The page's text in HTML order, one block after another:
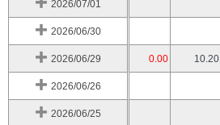
2026/07/01
2026/06/30
2026/06/29 0.00 10.20
2026/06/26
2026/06/25